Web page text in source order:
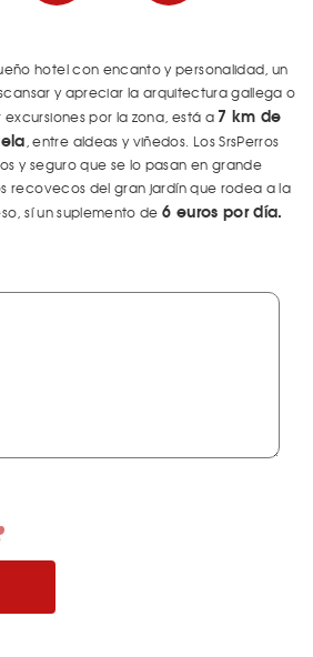
hotel con encanto y personalidad, un
y apreciar la arquitectura gallega o
por la zona, está a 7 km de
, entre aldeas y viñedos. Los SrsPerros
y seguro que se lo pasan en grande
recovecos del gran jardín que rodea a la
sí un suplemento de6 euros por día.